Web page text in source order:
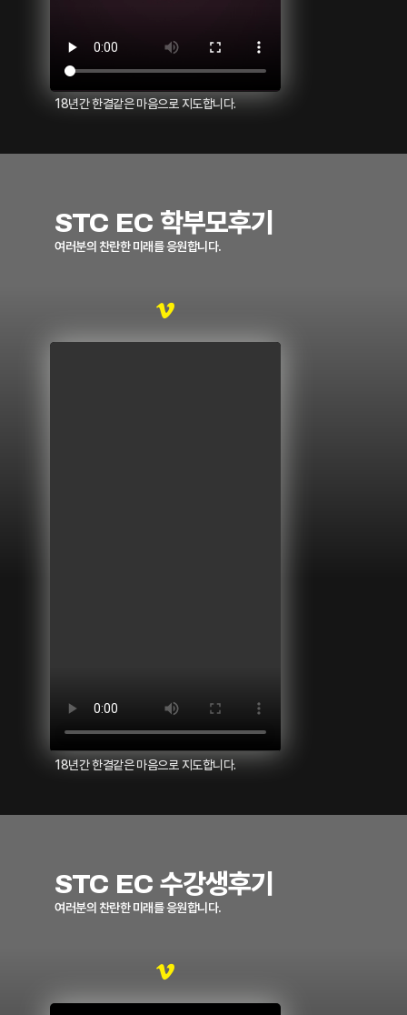
18년간 한결같은 마음으로 지도합니다.
STC EC 학부모후기
여러분의 찬란한 미래를 응원합니다.
18년간 한결같은 마음으로 지도합니다.
STC EC 수강생후기
여러분의 찬란한 미래를 응원합니다.